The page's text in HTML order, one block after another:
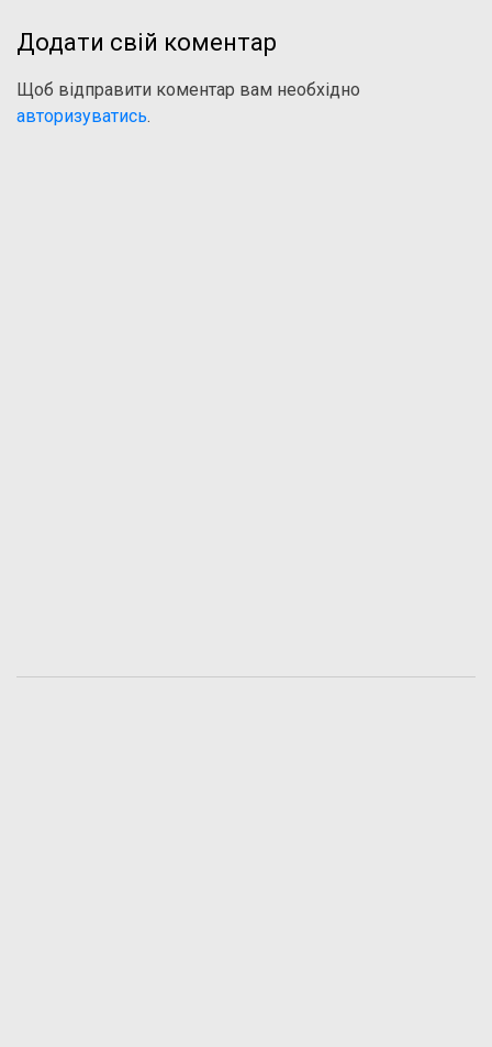
Додати свій коментар
Щоб відправити коментар вам необхідно
авторизуватись.